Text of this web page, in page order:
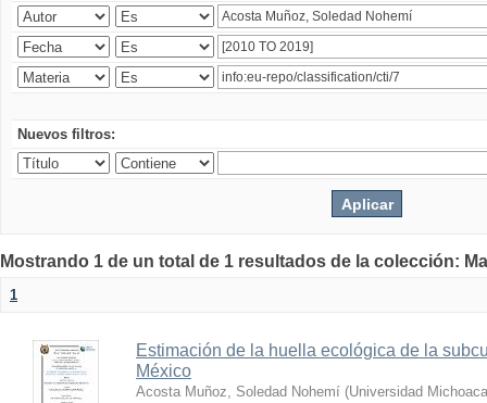
Nuevos filtros:
Mostrando 1 de un total de 1 resultados de la colección:
1
Estimación de la huella ecológica de la
México
Acosta Muñoz, Soledad Nohemí (Universidad